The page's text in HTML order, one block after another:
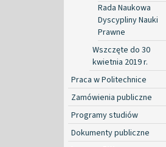
Rada Naukowa
Dyscypliny Nauki
Prawne
Wszczęte do 30
kwietnia 2019 r.
Praca w Politechnice
Zamówienia publiczne
Programy studiów
Dokumenty publiczne